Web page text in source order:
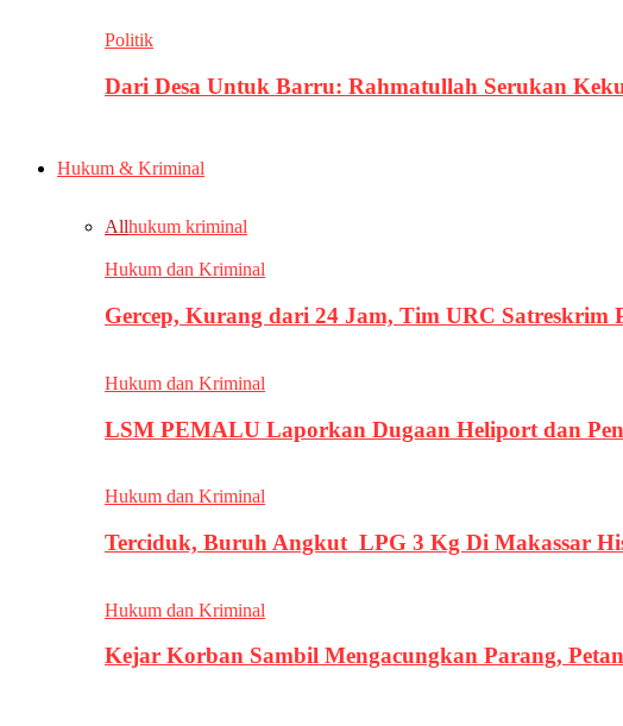
Politik
Dari Desa Untuk Barru: Rahmatullah Serukan
Hukum & Kriminal
Allhukum kriminal
Hukum dan Kriminal
Gercep, Kurang dari 24 Jam, Tim URC
Hukum dan Kriminal
LSM PEMALU Laporkan Dugaan Heliport dan
Hukum dan Kriminal
Terciduk, Buruh Angkut LPG 3 Kg Di Makassar
Hukum dan Kriminal
Kejar Korban Sambil Mengacungkan Parang,